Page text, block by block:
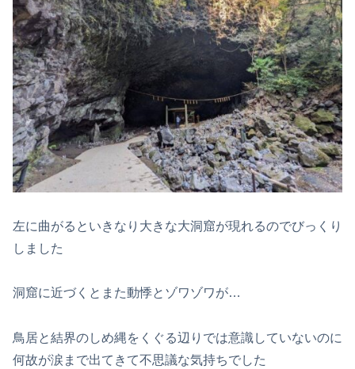
左に曲がるといきなり大きな大洞窟が現れるのでびっくり
しました
洞窟に近づくとまた動悸とゾワゾワが…
鳥居と結界のしめ縄をくぐる辺りでは意識していないのに
何故が涙まで出てきて不思議な気持ちでした